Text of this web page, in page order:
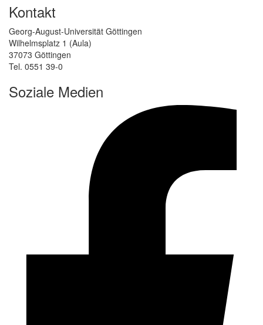
Kontakt
Georg-August-Universität Göttingen
Wilhelmsplatz 1 (Aula)
37073 Göttingen
Tel. 0551 39-0
Soziale Medien